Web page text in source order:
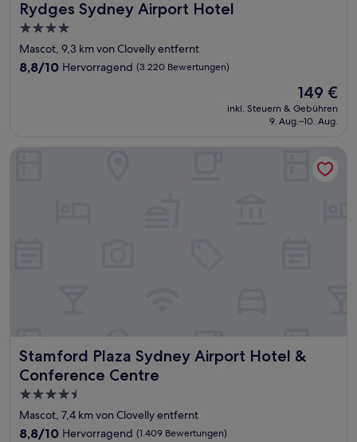
Rydges Sydney Airport Hotel
Rydges Sydney Airport Hotel
4.0-
Sterne-
Unterkunft
Mascot, 9,3 km von Clovelly entfernt
8.8
8,8/10 Hervorragend (3.220 Bewertungen)
Der
Preis
beträgt
149 €
inkl. Steuern & Gebühren
9. Aug.–10. Aug.
Stamford Plaza Sydney Airport Hotel &
Conference Centre
Stamford Plaza Sydney Airport Hotel & Conference
4.5-
Sterne-
Unterkunft
Mascot, 7,4 km von Clovelly entfernt
8.8
8,8/10 Hervorragend (1.409 Bewertungen)
Stamford Plaza Sydney Airport Hotel & Conference Centre